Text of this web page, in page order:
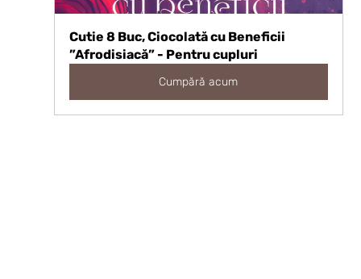
Cutie 8 Buc, Ciocolată cu Beneficii
”Afrodisiacă” - Pentru cupluri
Cumpără acum